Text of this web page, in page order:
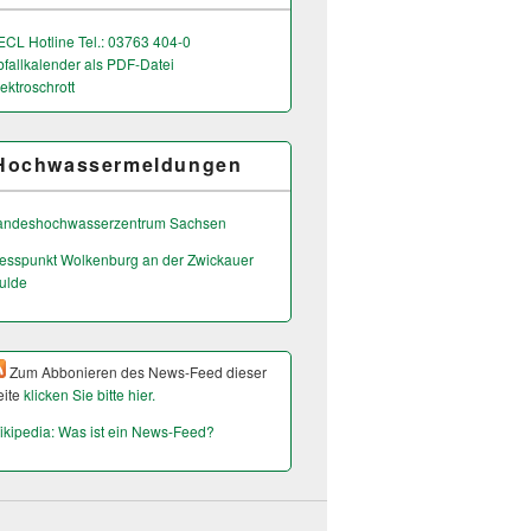
Hotline Tel.: 03763 404-0
als PDF-Datei
Sachsen
Wolkenburg an der Zwickauer
Zum Abbonieren des News-Feed dieser
klicken Sie bitte hier.
Was ist ein News-Feed?